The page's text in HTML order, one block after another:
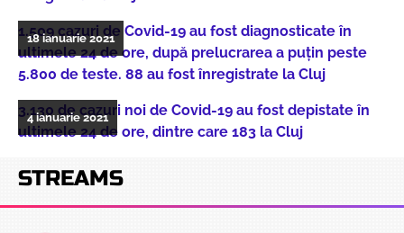
1.509 cazuri de Covid-19 au fost diagnosticate în
ultimele 24 de ore, după prelucrarea a puțin peste
5.800 de teste. 88 au fost înregistrate la Cluj
18 ianuarie 2021
3.130 de cazuri noi de Covid-19 au fost depistate în
ultimele 24 de ore, dintre care 183 la Cluj
4 ianuarie 2021
STREAMS